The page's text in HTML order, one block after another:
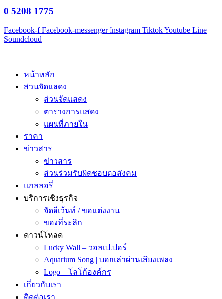
0 5208 1775
Facebook-f Facebook-messenger Instagram TiktokYoutube Line
Soundcloud
หน้าหลัก
ส่วนจัดแสดง
ส่วนจัดแสดง
ตารางการแสดง
แผนที่ภายใน
ราคา
ข่าวสาร
ข่าวสาร
ส่วนร่วมรับผิดชอบต่อสังคม
แกลลอรี่
บริการเชิงธุรกิจ
จัดอีเว้นท์ / ขอแต่งงาน
ของที่ระลึก
ดาวน์โหลด
Lucky Wall – วอลเปเปอร์
Aquarium Song | บอกเล่าผ่านเสียงเพลง
Logo – โลโก้องค์กร
เกี่ยวกับเรา
ติดต่อเรา